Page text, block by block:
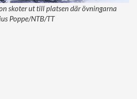
skoter ut till platsen där övningarna
Poppe/NTB/TT